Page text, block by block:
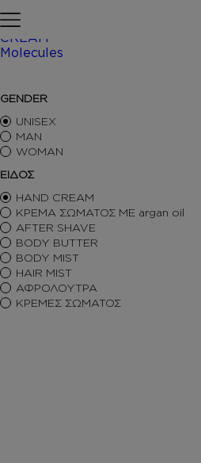
ΑΦΡΟΛΟΥΤΡΑ
ΚΡΕΜΕΣ ΣΩΜΑΤΟΣ
BODY BUTTER
BODY MIST
HAIR MIST
BODY SORBET – AFTER
HAIR OILS
SHIMMERING BODY OIL
SKINCARE
ΑΝΤΙΣΗΠΤΙΚΑ
ΑΡΩΜΑΤΙΚΑ ΚΕΡΙΑ –
SETS
ΠΕΡΙΠΟΙΗΣΗ
CREAM
Molecules /
GENDER
UNISEX
MAN
WOMAN
ΕΙΔΟΣ
HAND CREAM
ΚΡΕΜΑ ΣΩΜΑΤΟΣ ΜΕ argan oil
AFTER SHAVE
BODY BUTTER
BODY MIST
HAIR MIST
ΑΦΡΟΛΟΥΤΡΑ
ΚΡΕΜΕΣ ΣΩΜΑΤΟΣ